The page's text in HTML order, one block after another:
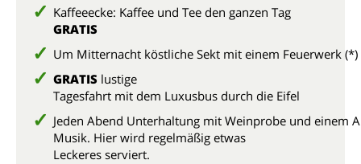
Kaffeeecke: Kaffee und Tee den ganzen Tag
GRATIS
Um Mitternacht köstliche Sekt mit einem Feuerwerk (*)
GRATIS lustige
Tagesfahrt mit dem Luxusbus durch die Eifel
Jeden Abend Unterhaltung mit Weinprobe und einem
Musik. Hier wird regelmäßig etwas
Leckeres serviert.